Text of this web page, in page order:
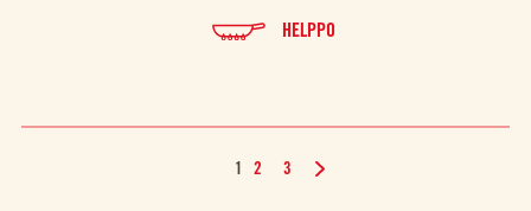
HELPPO
1 2 3